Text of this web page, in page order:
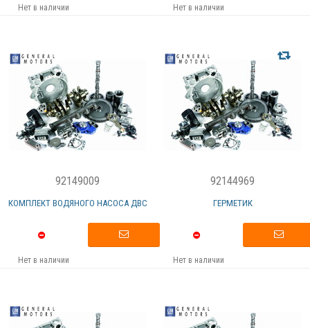
Нет в наличии Нет в наличии
92149009
КОМПЛЕКТ ВОДЯНОГО НАСОСА ДВС
Нет в наличии
92144969
ГЕРМЕТИК
Нет в наличии